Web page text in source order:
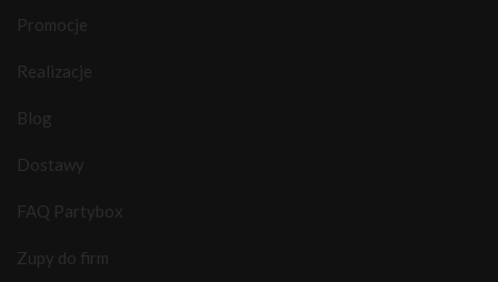
Promocje
Realizacje
Blog
Dostawy
FAQ Partybox
Zupy do firm